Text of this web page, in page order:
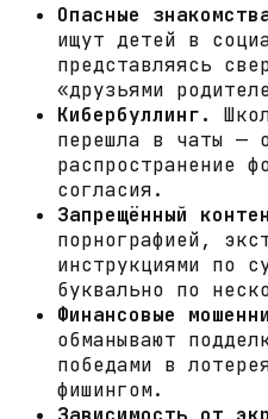
Опасные
ищут детей в
представляясь
«друзьями
Кибербуллинг.
перешла в чаты —
распространение
согласия.
Запрещённый
порнографией,
инструкциями по
буквально по
Финансовые
обманывают
победами в
фишингом.